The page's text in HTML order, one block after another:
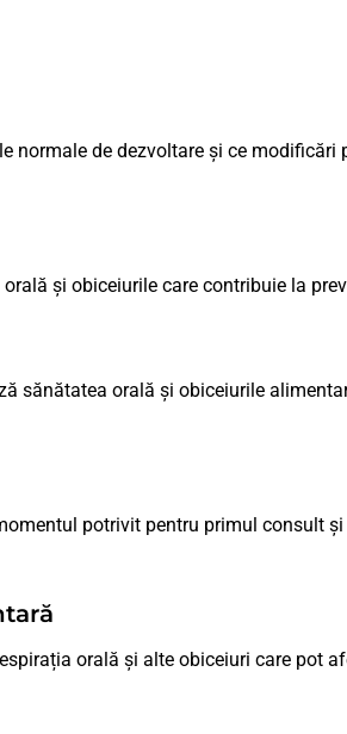
normale de dezvoltare și ce
și obiceiurile care contribuie la
sănătatea orală și obiceiurile
potrivit pentru primul consult
orală și alte obiceiuri care pot